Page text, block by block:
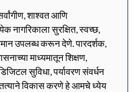
शाश्वत आणि
नागरिकाला सुरक्षित, स्वच्छ,
उपलब्ध करून देणे. पारदर्शक,
माध्यमातून शिक्षण,
सुविधा, पर्यावरण संवर्धन
विकास करणे हे आमचे ध्येय